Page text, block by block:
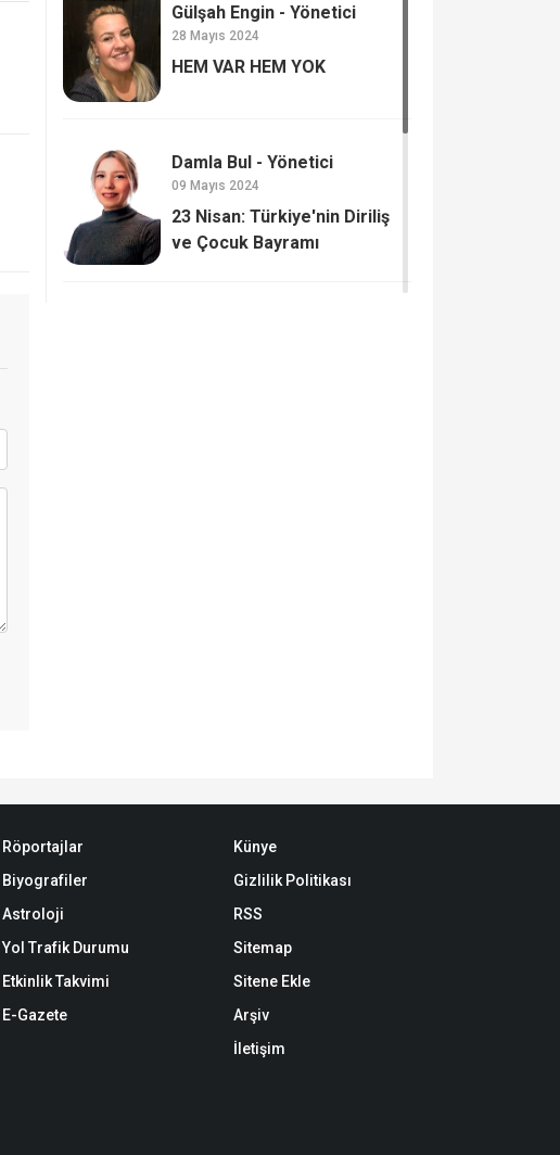
Gülşah Engin - Yönetici
28 Mayıs 2024
HEM VAR HEM YOK
Damla Bul - Yönetici
09 Mayıs 2024
23 Nisan: Türkiye'nin Diriliş
ve Çocuk Bayramı
Röportajlar
Biyografiler
Astroloji
Yol Trafik Durumu
Etkinlik Takvimi
E-Gazete
Künye
Gizlilik Politikası
RSS
Sitemap
Sitene Ekle
Arşiv
İletişim